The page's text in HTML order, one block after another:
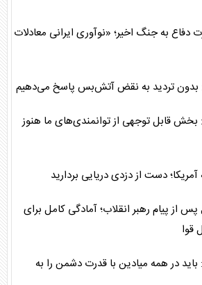
به جنگ اخیر؛ «نوآوری ایرانی معادلات
بدون تردید به نقض آتش‌بس پاسخ می‌دهیم
قابل توجهی از توانمندی‌های ما هنوز
آمریکا؛ دست از دزدی دریایی بردارید
پس از پیام رهبر انقلاب؛ آمادگی کامل برای
قوا
در همه میادین با قدرت دشمن را به